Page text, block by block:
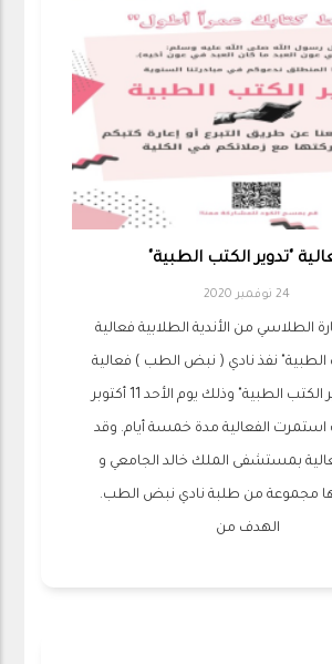
"تدوير الكتب الطبية"
24 نوفمبر 2020
الطلاسي من الأندية الطلابية فعالية
الطبية" نفذ نادي ( نبض الطب ) فعالية
بعنوان "تدوير الكتب الطبية" وذلك يوم الأحد 11 أكتوبر
حيث استمرت الفعالية مدة خمسة أيام. وقد
بمستشفى الملك خالد الجامعي و
مجموعة من طلبة نادي نبض الطب.
الهدف من